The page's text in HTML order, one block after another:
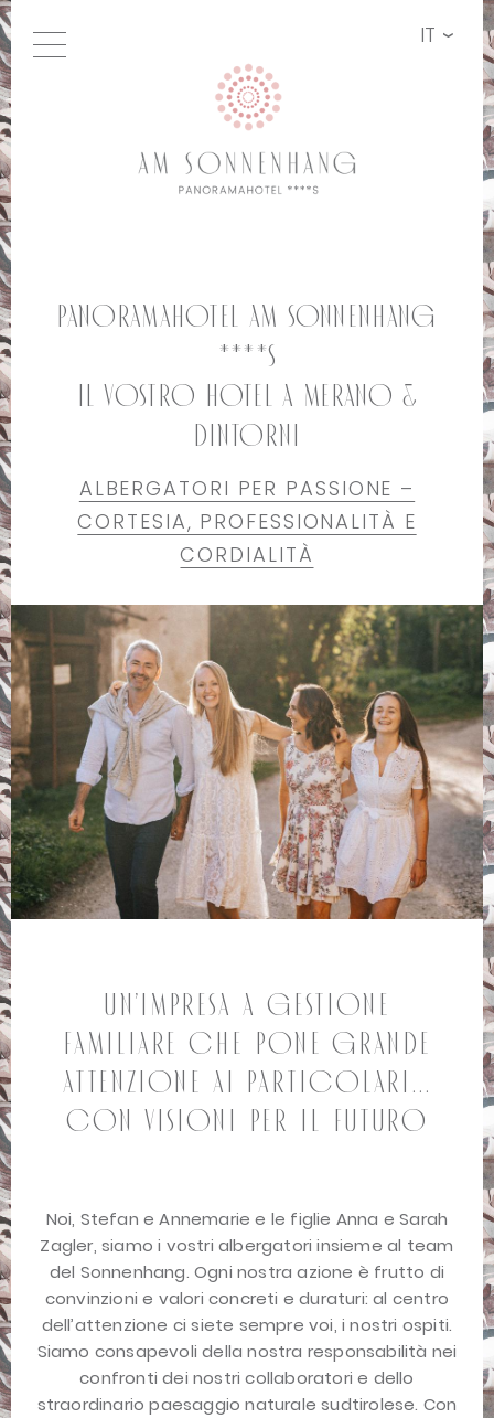
IT
Panoramahotel Am Sonnenhang
****S
Il vostro Hotel a Merano &
Dintorni
ALBERGATORI PER PASSIONE –
CORTESIA, PROFESSIONALITÀ E
CORDIALITÀ
Un’impresa a gestione
familiare che pone grande
attenzione ai particolari…
con visioni per il futuro
Noi, Stefan e Annemarie e le figlie Anna e Sarah
Zagler, siamo i vostri albergatori insieme al team
del Sonnenhang. Ogni nostra azione è frutto di
convinzioni e valori concreti e duraturi: al centro
dell’attenzione ci siete sempre voi, i nostri ospiti.
Siamo consapevoli della nostra responsabilità nei
confronti dei nostri collaboratori e dello
straordinario paesaggio naturale sudtirolese. Con